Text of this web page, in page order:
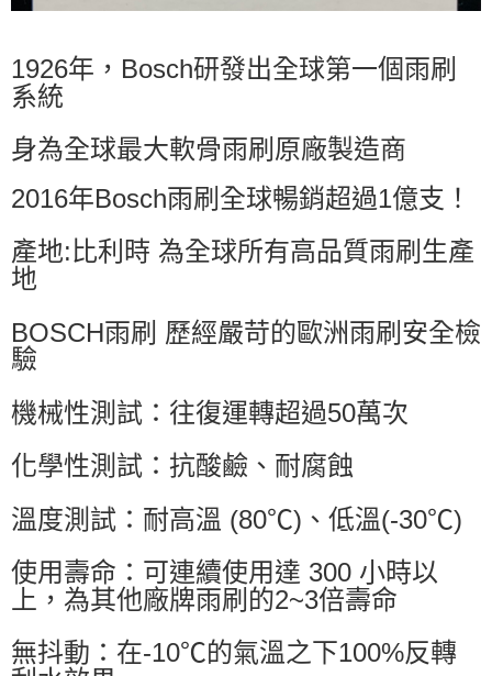
1926年，Bosch研發出全球第一個雨刷
系統
身為全球最大軟骨雨刷原廠製造商
2016年Bosch雨刷全球暢銷超過1億支！
產地:比利時 為全球所有高品質雨刷生產
地
BOSCH雨刷 歷經嚴苛的歐洲雨刷安全檢
驗
機械性測試：往復運轉超過50萬次
化學性測試：抗酸鹼、耐腐蝕
溫度測試：耐高溫 (80℃)、低溫(-30℃)
使用壽命：可連續使用達 300 小時以
上，為其他廠牌雨刷的2~3倍壽命
無抖動：在-10℃的氣溫之下100%反轉